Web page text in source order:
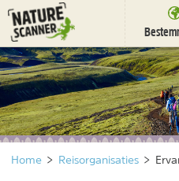
Ga
naar
content
Bestemmingen
Overnachten
Activiteiten
Natuurparken
Home > Reisorganisaties >